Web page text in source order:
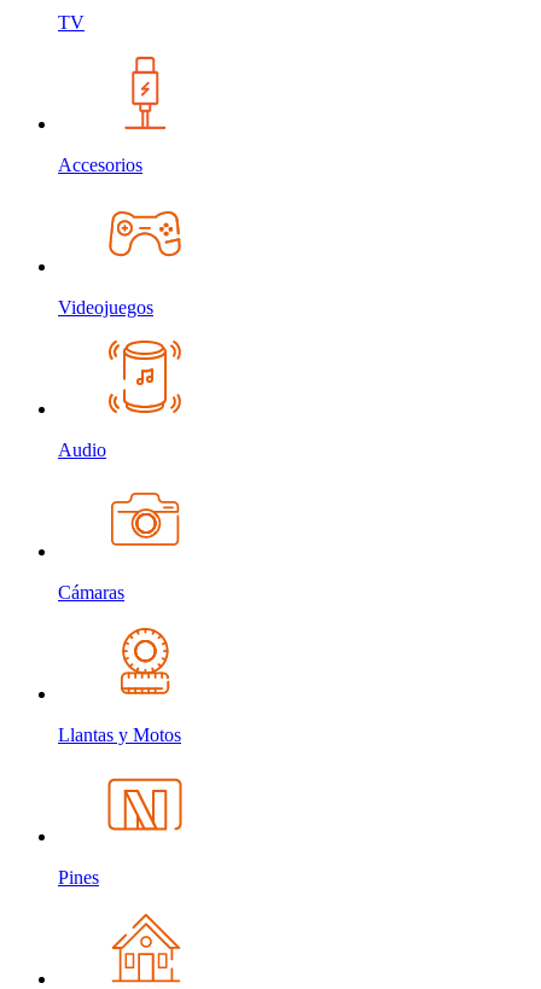
TV
Accesorios
Videojuegos
Audio
Cámaras
Llantas y Motos
Pines